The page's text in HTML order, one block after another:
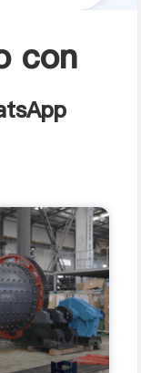
con